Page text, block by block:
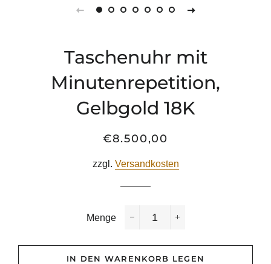
Taschenuhr mit
Minutenrepetition,
Gelbgold 18K
Normaler
Sonderpreis
€8.500,00
zzgl. Versandkosten
Menge
IN DEN WARENKORB LEGEN